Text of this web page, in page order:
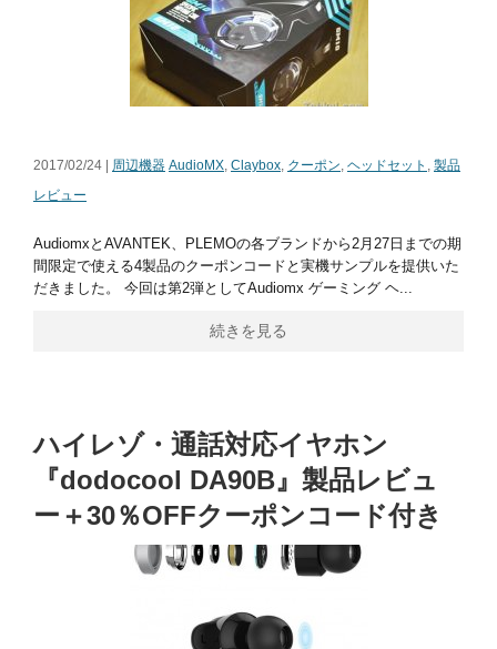
2017/02/24 | 周辺機器 AudioMX, Claybox, クーポン, ヘッドセット , 製品
レビュー
AudiomxとAVANTEK、PLEMOの各ブランドから2月27日までの期
間限定で使える4製品のクーポンコードと実機サンプルを提供いた
だきました。 今回は第2弾としてAudiomx ゲーミング ヘ...
続きを見る
ハイレゾ・通話対応イヤホン
『dodocool DA90B』製品レビュ
ー＋30％OFFクーポンコード付き